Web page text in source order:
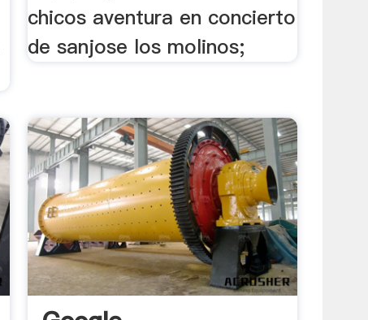
chicos aventura en concierto
de sanjose los molinos;